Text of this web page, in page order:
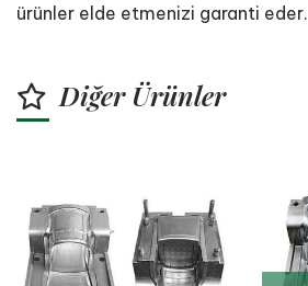
ürünler elde etmenizi garanti eder.
Diğer Ürünler